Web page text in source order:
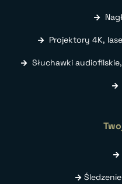
Projektory 4K,
Słuchawki